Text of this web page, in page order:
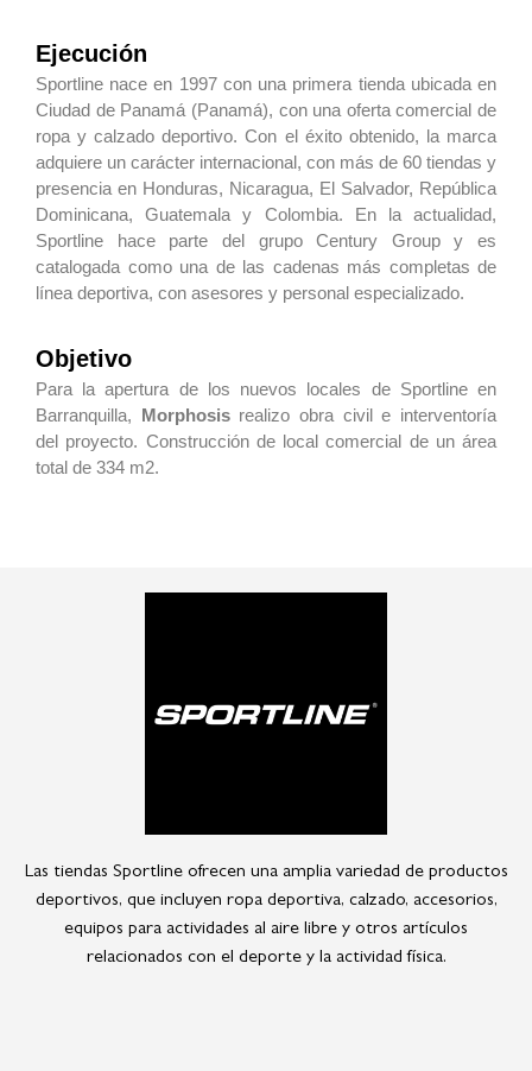
Ejecución
Sportline nace en 1997 con una primera tienda ubicada en
Ciudad de Panamá (Panamá), con una oferta comercial de
ropa y calzado deportivo. Con el éxito obtenido, la marca
adquiere un carácter internacional, con más de 60 tiendas y
presencia en Honduras, Nicaragua, El Salvador, República
Dominicana, Guatemala y Colombia. En la actualidad,
Sportline hace parte del grupo Century Group y es
catalogada como una de las cadenas más completas de
línea deportiva, con asesores y personal especializado.
Objetivo
Para la apertura de los nuevos locales de Sportline en
Barranquilla, Morphosisrealizo obra civil e interventoría
del proyecto. Construcción de local comercial de un área
total de 334 m2.
Las tiendas Sportline ofrecen una amplia variedad de productos
deportivos, que incluyen ropa deportiva, calzado, accesorios,
equipos para actividades al aire libre y otros artículos
relacionados con el deporte y la actividad física.